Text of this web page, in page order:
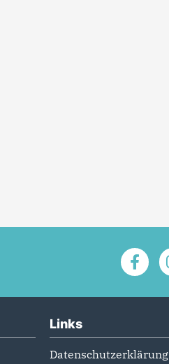
Links
Datenschutzerklärung